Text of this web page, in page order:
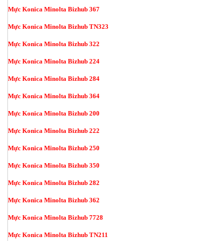
Mực Konica Minolta Bizhub 367
Mực Konica Minolta Bizhub TN323
Mực Konica Minolta Bizhub 322
Mực Konica Minolta Bizhub 224
Mực Konica Minolta Bizhub 284
Mực Konica Minolta Bizhub 364
Mực Konica Minolta Bizhub 200
Mực Konica Minolta Bizhub 222
Mực Konica Minolta Bizhub 250
Mực Konica Minolta Bizhub 350
Mực Konica Minolta Bizhub 282
Mực Konica Minolta Bizhub 362
Mực Konica Minolta Bizhub 7728
Mực Konica Minolta Bizhub TN211